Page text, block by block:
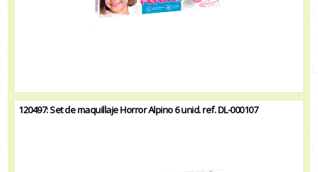
120497: Set de maquillaje Horror Alpino 6 unid. ref. DL-000107